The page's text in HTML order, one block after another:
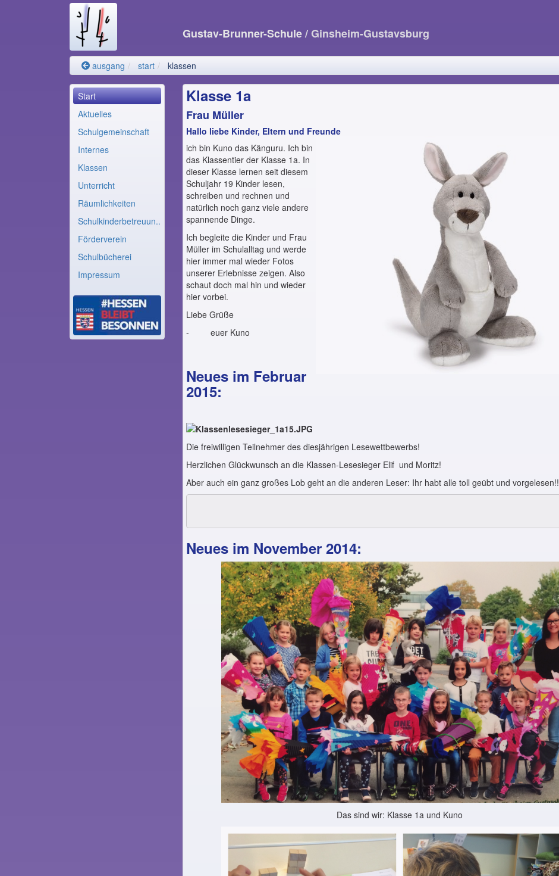
Gustav-Brunner-Schule/ Ginsheim-Gustavsburg
ausgang start klassen
Start
Aktuelles
Schulgemeinschaft
Internes
Klassen
Unterricht
Räumlichkeiten
Schulkinderbetreuun..
Förderverein
Schulbücherei
Impressum
Klasse 1a
Frau Müller
Hallo liebe Kinder, Eltern und Freunde
ich bin Kuno das Känguru. Ich bin
das Klassentier der Klasse 1a. In
dieser Klasse lernen seit diesem
Schuljahr 19 Kinder lesen,
schreiben und rechnen und
natürlich noch ganz viele andere
spannende Dinge.
Ich begleite die Kinder und Frau
Müller im Schulalltag und werde
hier immer mal wieder Fotos
unserer Erlebnisse zeigen. Also
schaut doch mal hin und wieder
hier vorbei.
Liebe Grüße
- euer Kuno
Neues im Februar
2015:
Die freiwilligen Teilnehmer des diesjährigen Lesewettbewerbs!
Herzlichen Glückwunsch an die Klassen-Lesesieger Elif und Moritz!
Aber auch ein ganz großes Lob geht an die anderen Leser: Ihr habt alle toll geübt und vorgelesen!!
Neues im November 2014:
Das sind wir: Klasse 1a und Kuno